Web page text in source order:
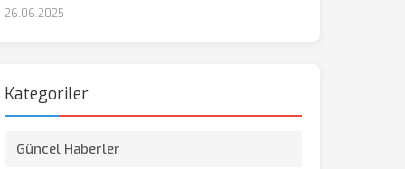
26.06.2025
Kategoriler
Güncel Haberler